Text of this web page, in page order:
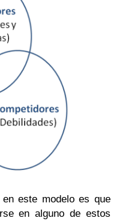
este modelo es que
en alguno de estos